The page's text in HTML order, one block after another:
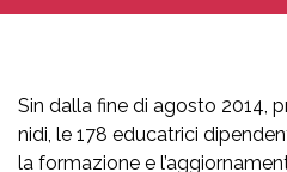
Sin dalla fine di agosto 2014,
nidi, le 178 educatrici
la formazione e